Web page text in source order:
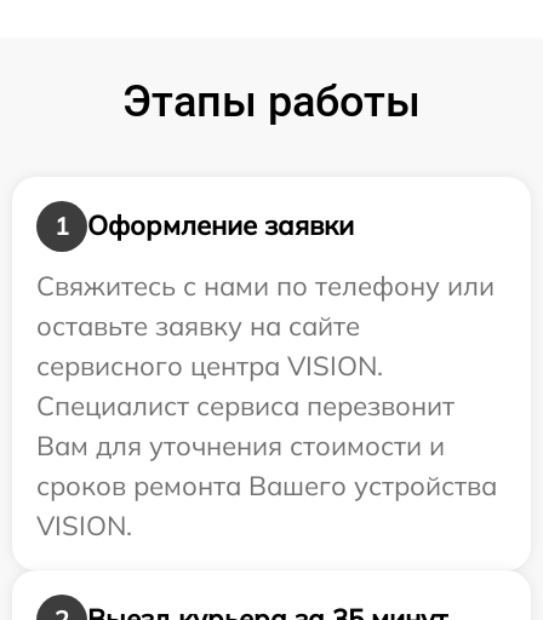
Этапы работы
1
Оформление заявки
Свяжитесь с нами по телефону или
оставьте заявку на сайте
сервисного центра VISION.
Специалист сервиса перезвонит
Вам для уточнения стоимости и
сроков ремонта Вашего устройства
VISION.